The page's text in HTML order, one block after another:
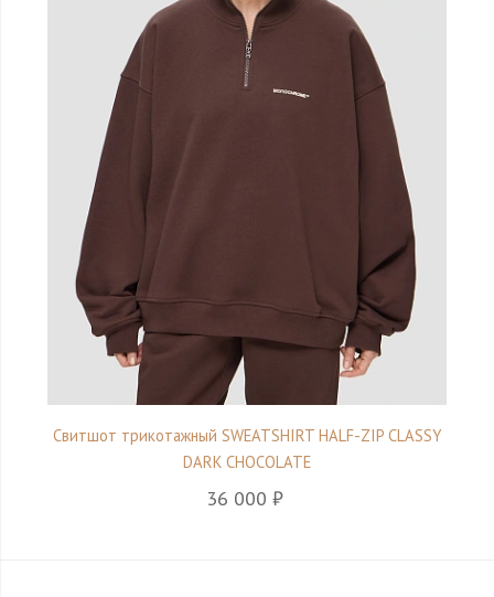
Свитшот трикотажный SWEATSHIRT HALF-ZIP CLASSY
DARK CHOCOLATE
36 000 ₽